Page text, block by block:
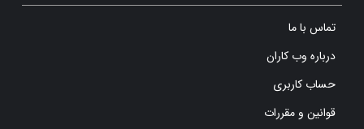
تماس با ما
درباره وب کاران
حساب کاربری
قوانین و مقررات